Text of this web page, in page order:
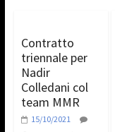
Contratto
triennale per
Nadir
Colledani col
team MMR
15/10/2021